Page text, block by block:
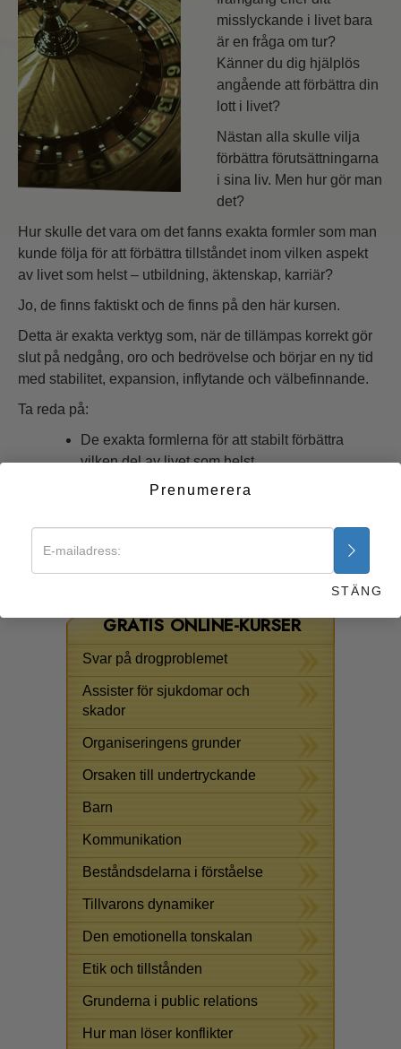
misslyckande i livet bara
är en fråga om tur?
Känner du dig hjälplös
angående att förbättra din
lott i livet?
Nästan alla skulle vilja
förbättra förutsättningarna
i sina liv. Men hur gör man
det?
Hur skulle det vara om det fanns exakta formler som man
kunde följa för att förbättra tillståndet inom vilken aspekt
av livet som helst – utbildning, äktenskap, karriär?
Jo, de finns faktiskt och de finns på den här kursen.
Detta är exakta verktyg som, när de tillämpas korrekt gör
slut på nedgång, oro och bedrövelse och börjar en ny tid
med stabilitet, expansion, inflytande och välbefinnande.
Ta reda på:
De exakta formlerna för att stabilt förbättra
vilken del av livet som helst
Varför en del organisationer är mindre efter en
Hur man behåller en viktig och inflytelserik
ställning
Börja nu >>
GRATIS ONLINE-KURSER
Svar på drogproblemet
Assister för sjukdomar och
skador
Organiseringens grunder
Orsaken till undertryckande
Barn
Kommunikation
Beståndsdelarna i förståelse
Tillvarons dynamiker
Den emotionella tonskalan
Etik och tillstånden
Grunderna i public relations
Hur man löser konflikter
Prenumerera
STÄNG